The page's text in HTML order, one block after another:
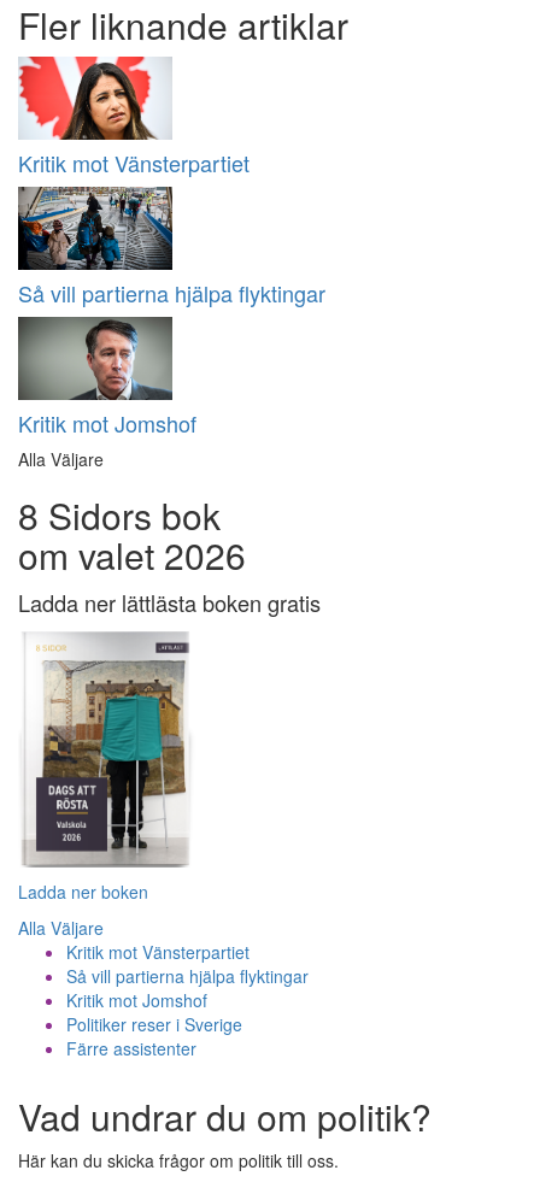
Fler liknande artiklar
Kritik mot Vänsterpartiet
Så vill partierna hjälpa flyktingar
Kritik mot Jomshof
Alla Väljare
8 Sidors bok
om valet 2026
Ladda ner lättlästa boken gratis
Ladda ner boken
Alla Väljare
Kritik mot Vänsterpartiet
Så vill partierna hjälpa flyktingar
Kritik mot Jomshof
Politiker reser i Sverige
Färre assistenter
Vad undrar du om politik?
Här kan du skicka frågor om politik till oss.